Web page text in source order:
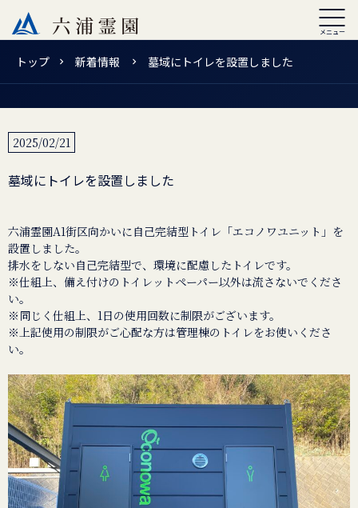
トップ 新着情報 墓域にトイレを設置しました
2025/02/21
墓域にトイレを設置しました
六浦霊園A1街区向かいに自己完結型トイレ「エコノワユニット」を
設置しました。
排水をしない自己完結型で、環境に配慮したトイレです。
※仕組上、備え付けのトイレットペーパー以外は流さないでくださ
い。
※同じく仕組上、1日の使用回数に制限がございます。
※上記使用の制限がご心配な方は管理棟のトイレをお使いくださ